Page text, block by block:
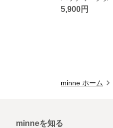
5,900円
minne ホーム
minneを知る